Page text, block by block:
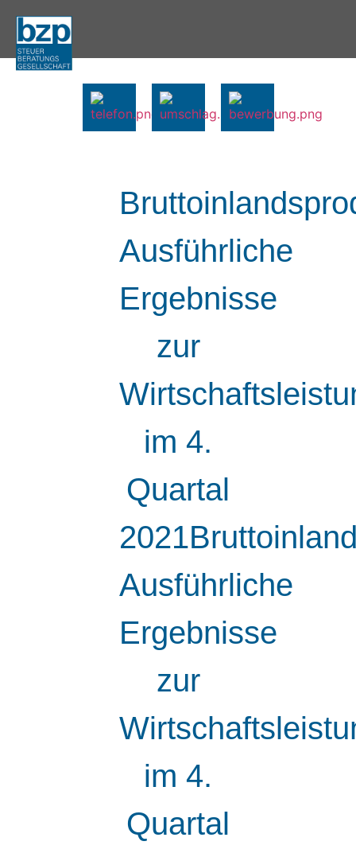
Ausführliche
Ergebnisse
zur
im 4.
Quartal
Ausführliche
Ergebnisse
zur
im 4.
Quartal